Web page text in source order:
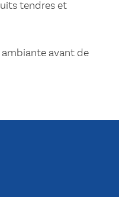
tendres et
avant de